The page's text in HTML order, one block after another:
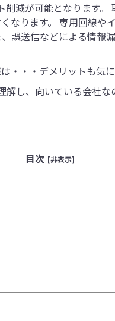
減が可能となります
なります。 専用回線や
誤送信などによる情報
・・・デメリットも気
解し、向いている会社
目次 [非表示]